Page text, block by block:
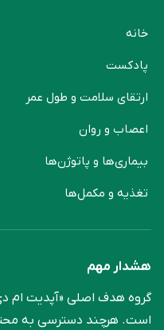
خانه
پادکست
ارتقای سلامت و طول عمر
اعصاب و روان
بیماری‌ها و پاتوژن‌ها
تغذیه و مکمل‌ها
هشدار مهم
گروه هدف اصلی «آپدیت ام
است. هرچند دسترسی به